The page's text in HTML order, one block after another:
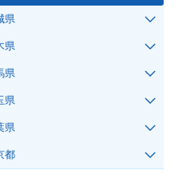
県
県
県
県
県
都